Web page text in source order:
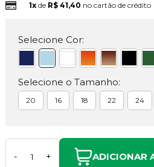
1xde R$ 41,40 no cartão de crédito
Selecione Cor:
Selecione o Tamanho:
20 16 18 22 24
- + ADICIONAR